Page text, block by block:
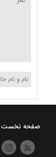
صفحه نخست